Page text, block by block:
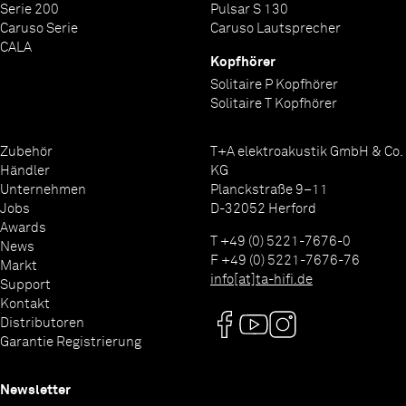
Fähigkeiten optimiert ist.
Roon Labs Support
Serie 200
Caruso Serie
CALA
Pulsar S 130
Caruso Lautsprecher
Kopfhörer
Solitaire P Kopfhörer
Solitaire T Kopfhörer
Zubehör
Händler
Unternehmen
Jobs
Awards
News
Markt
Support
Kontakt
Distributoren
Garantie Registrierung
T+A elektroakustik GmbH & Co.
KG
Planckstraße 9–11
D-32052 Herford
T +49 (0) 5221-7676-0
F +49 (0) 5221-7676-76
info[at]ta-hifi.de
Newsletter